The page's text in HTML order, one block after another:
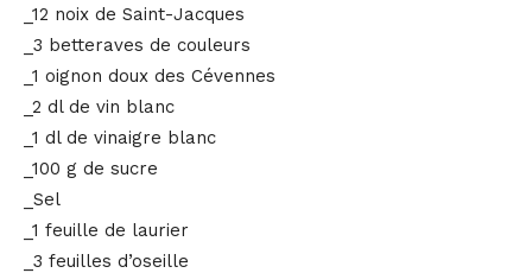
_12 noix de Saint-Jacques
_3 betteraves de couleurs
_1 oignon doux des Cévennes
_2 dl de vin blanc
_1 dl de vinaigre blanc
_100 g de sucre
_Sel
_1 feuille de laurier
_3 feuilles d’oseille